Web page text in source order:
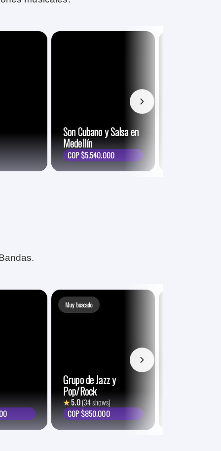
Son Cubano y Salsa en
Medellín
COP $5.540.000
Muy buscado
Grupo de Jazz y
Pop/Rock
★5.0(34 shows)
COP $850.000